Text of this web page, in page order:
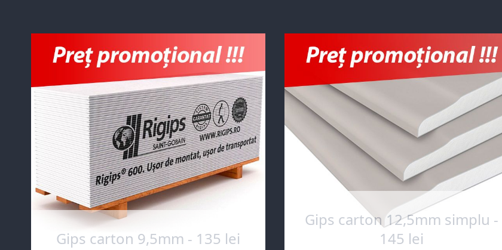
Gips carton 9,5mm - 135 lei
Gips carton 12,5mm simplu -
145 lei